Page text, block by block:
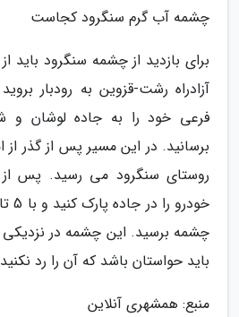
چشمه آب گرم سنگرود کجاست
برای بازدید از چشمه سنگرود باید
آزادراه رشت-قزوین به رودبار
فرعی خود را به جاده لوشان و
برسانید. در این مسیر پس از گذر از
روستای سنگرود می رسید. پس از
چشمه برسید. این چشمه در نزدیکی
باید حواستان باشد که آن را رد
منبع: همشهری آنلاین